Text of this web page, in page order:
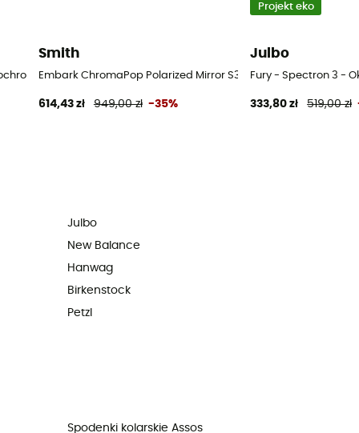
- Okulary przeciwsłoneczne
Smith
Embark ChromaPop Polarized Mirror S3 - Okulary
614,43 zł 949,00 zł -35%
Projekt eko
Julbo
Fury - Spectron 3 -
333,80 zł 519,00 zł
Julbo
New Balance
Hanwag
Birkenstock
Petzl
Spodenki kolarskie Assos